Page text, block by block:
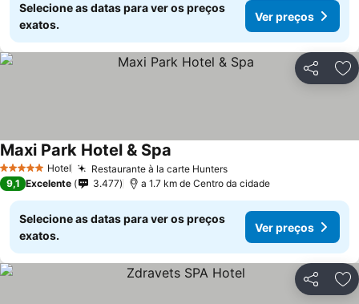
Selecione as datas para ver os preços
exatos.
Ver preços
Partilhar
5 Estrelas Hotel Restaurante à la carte HuntersVer preços
Maxi Park Hotel & Spa
9,1 Excelente 3.477 a 1.7 km de Centro da cidade
Selecione as datas para ver os preços
exatos.
Ver preços
Partilhar